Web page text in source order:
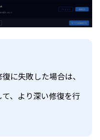
に失敗した場合は、
て、より深い修復を行